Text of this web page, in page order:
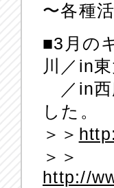
〜各種
■3月の
川／in
／in西
した。
＞＞
＞＞
http://